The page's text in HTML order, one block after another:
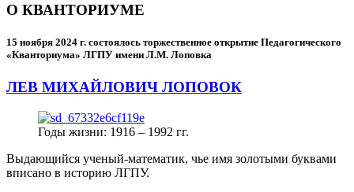
О КВАНТОРИУМЕ
15 ноября 2024 г. состоялось торжественное открытие Педагогического
«Кванториума» ЛГПУ имени Л.М. Лоповка
ЛЕВ МИХАЙЛОВИЧ ЛОПОВОК
Годы жизни: 1916 – 1992 гг.
Выдающийся ученый-математик, чье имя золотыми буквами
вписано в историю ЛГПУ.